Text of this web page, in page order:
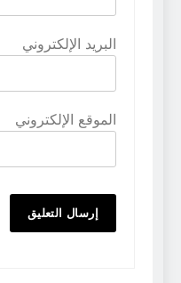
البريد الإلكتروني
الموقع الإلكتروني